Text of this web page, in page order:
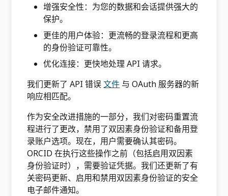
增强安全性：为您的数据和会话提供强大的
保护。
更佳的用户体验：更流畅的登录流程和更高
的身份验证可靠性。
优化连接：更快地处理 API 请求。
我们更新了 API 错误文件 与 OAuth 服务器的新
响应相匹配。
作为安全改进措施的一部分，我们对密码重置流
程进行了更改，禁用了双因素身份验证和备用登
录账户选项。现在，用户需要确认其密码。
ORCID 在执行这些操作之前（包括启用双因素
身份验证时），需要验证凭据。我们还更新了有
关密码更新、启用和禁用双因素身份验证的安全
电子邮件通知。